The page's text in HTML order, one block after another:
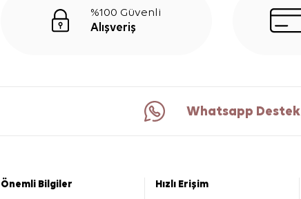
%100 Güvenli
Alışveriş
Whatsapp Destek
Önemli Bilgiler
Hızlı Erişim